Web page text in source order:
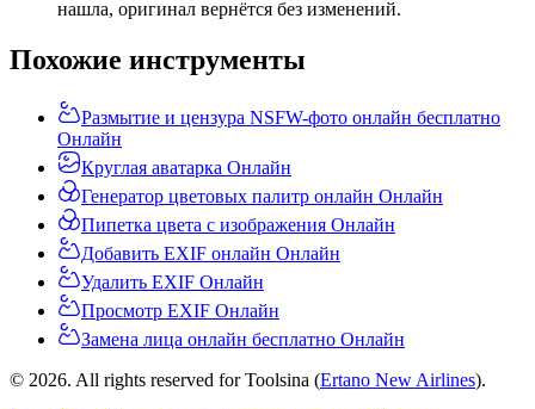
нашла, оригинал вернётся без изменений.
Похожие инструменты
Размытие и цензура NSFW-фото онлайн бесплатно
Онлайн
Круглая аватарка Онлайн
Генератор цветовых палитр онлайн Онлайн
Пипетка цвета с изображения Онлайн
Добавить EXIF онлайн Онлайн
Удалить EXIF Онлайн
Просмотр EXIF Онлайн
Замена лица онлайн бесплатно Онлайн
© 2026. All rights reserved for Toolsina (Ertano New Airlines).